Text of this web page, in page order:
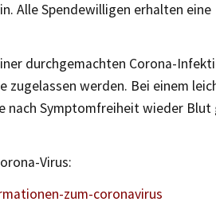
Alle Spendewilligen erhalten eine
durchgemachten Corona-
zugelassen werden. Bei einem
nach Symptomfreiheit wieder
Virus:
zum-coronavirus